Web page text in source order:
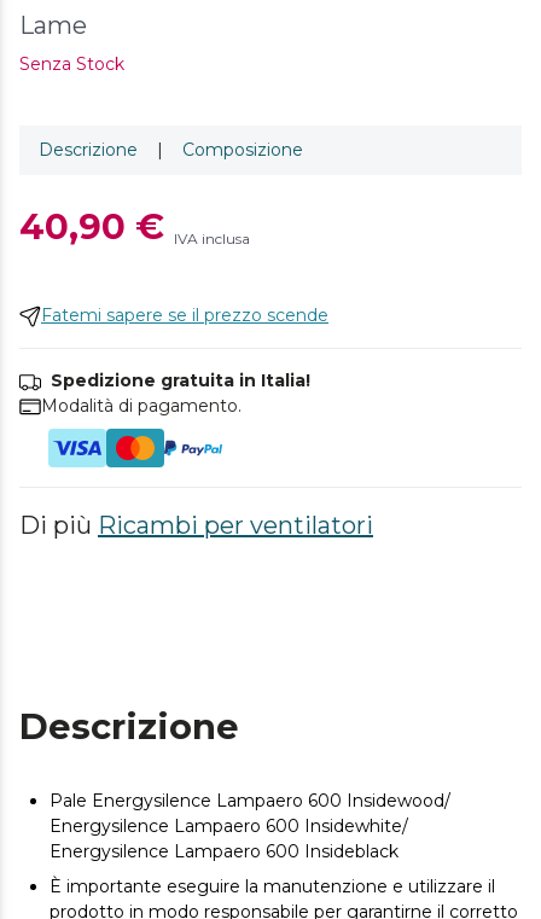
Lame
Senza Stock
Descrizione | Composizione
40,90 € IVA inclusa
Fatemi sapere se il prezzo scende
Spedizione gratuita in Italia!
Modalità di pagamento.
Di più Ricambi per ventilatori
Descrizione
Pale Energysilence Lampaero 600 Insidewood/
Energysilence Lampaero 600 Insidewhite/
Energysilence Lampaero 600 Insideblack
È importante eseguire la manutenzione e utilizzare il
prodotto in modo responsabile per garantirne il corretto